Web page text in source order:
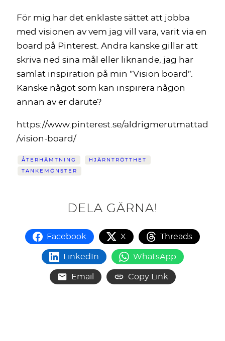
För mig har det enklaste sättet att jobba
med visionen av vem jag vill vara, varit via en
board på Pinterest. Andra kanske gillar att
skriva ned sina mål eller liknande, jag har
samlat inspiration på min ”Vision board”.
Kanske något som kan inspirera någon
annan av er därute?
https://www.pinterest.se/aldrigmerutmattad
/vision-board/
ÅTERHÄMTNING HJÄRNTRÖTTHET
TANKEMÖNSTER
DELA GÄRNA!
Facebook X Threads
LinkedIn WhatsApp
Email Copy Link